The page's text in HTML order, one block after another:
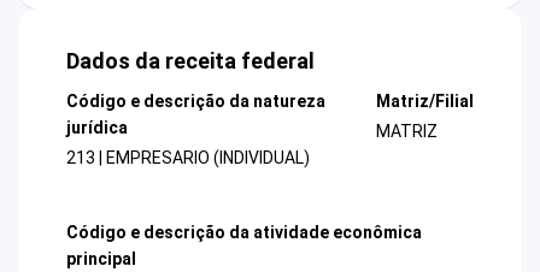
Dados da receita federal
Código e descrição da natureza
jurídica
213 | EMPRESARIO (INDIVIDUAL)
Matriz/Filial
MATRIZ
Código e descrição da atividade econômica
principal